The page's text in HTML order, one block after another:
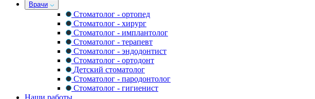
Врачи
Стоматолог - ортопед
Стоматолог - хирург
Стоматолог - имплантолог
Стоматолог - терапевт
Стоматолог - эндодонтист
Стоматолог - ортодонт
Детский стоматолог
Стоматолог - пародонтолог
Стоматолог - гигиенист
Наши работы